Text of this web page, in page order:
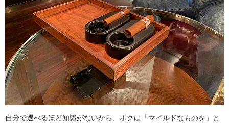
自分で選べるほど知識がないから、ボクは「マイルドなものを」と